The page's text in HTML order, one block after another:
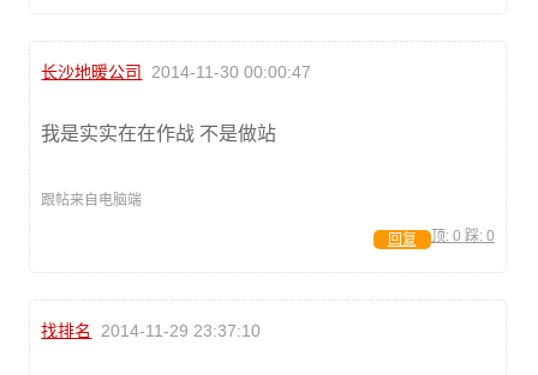
长沙地暖公司 2014-11-30 00:00:47
我是实实在在作战 不是做站
跟帖来自电脑端
顶: 0 踩: 0
回复
找排名 2014-11-29 23:37:10